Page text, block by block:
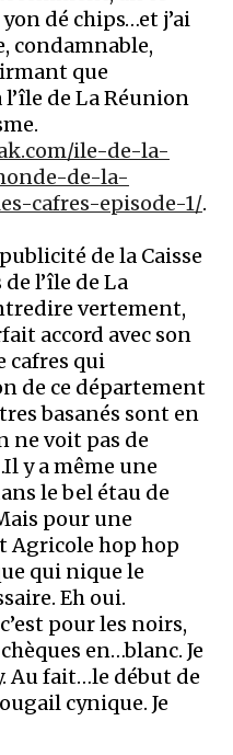
dé chips…et j’ai
condamnable,
que
de La Réunion
ile-de-la-
de-la-
cafres-episode-1/.
de la Caisse
l’île de La
vertement,
accord avec son
cafres qui
de ce département
basanés sont en
ne voit pas de
y a même une
le bel étau de
pour une
Agricole hop hop
qui nique le
Eh oui.
pour les noirs,
en…blanc. Je
Au fait…le début de
cynique. Je